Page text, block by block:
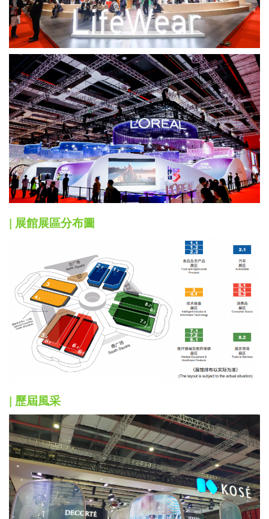
| 展館展區分布圖
| 歷屆風采